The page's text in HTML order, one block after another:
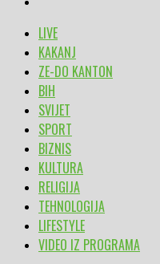
LIVE
KAKANJ
ZE-DO KANTON
BIH
SVIJET
SPORT
BIZNIS
KULTURA
RELIGIJA
TEHNOLOGIJA
LIFESTYLE
VIDEO IZ PROGRAMA